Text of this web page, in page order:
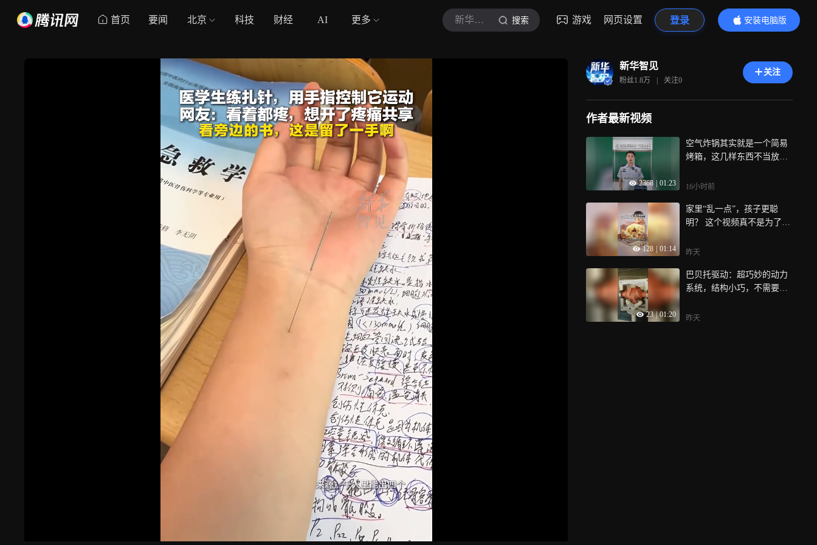
首页 要闻 北京 科技 财经 AI 更多 新华智见 搜索 游戏 网页设置 登录
安装电脑版
内容更精彩
新华智见
粉丝1.8万 | 关注0
关注
作者最新视频
2368 01:23
空气炸锅其实就是一个简易
烤箱，这几样东西不当放入
要牢记
16小时前
128 01:14
家里“乱一点”，孩子更聪
明？ 这个视频真不是为了安
世界
昨天
23 | 01:20
巴贝托驱动：超巧妙的动力
系统，结构小巧，不需要齿
器人关节等场景
昨天